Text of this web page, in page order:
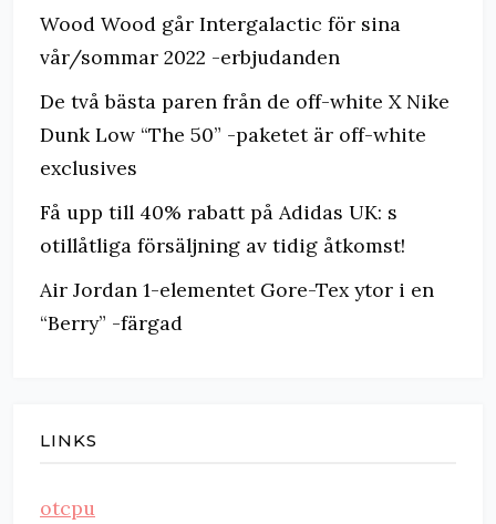
Wood Wood går Intergalactic för sina
vår/sommar 2022 -erbjudanden
De två bästa paren från de off-white X Nike
Dunk Low “The 50” -paketet är off-white
exclusives
Få upp till 40% rabatt på Adidas UK: s
otillåtliga försäljning av tidig åtkomst!
Air Jordan 1-elementet Gore-Tex ytor i en
“Berry” -färgad
LINKS
otcpu